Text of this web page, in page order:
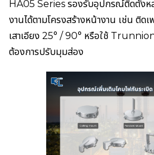
HA05 Series รองรับอุปกรณ์ติดตั้งห
งานได้ตามโครงสร้างหน้างาน เช่น ติ
เสาเอียง 25° / 90° หรือใช้
ต้องการปรับมุมส่อง